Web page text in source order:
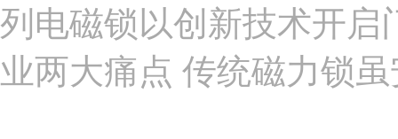
列电磁锁以创新技术开启
业两大痛点 传统磁力锁